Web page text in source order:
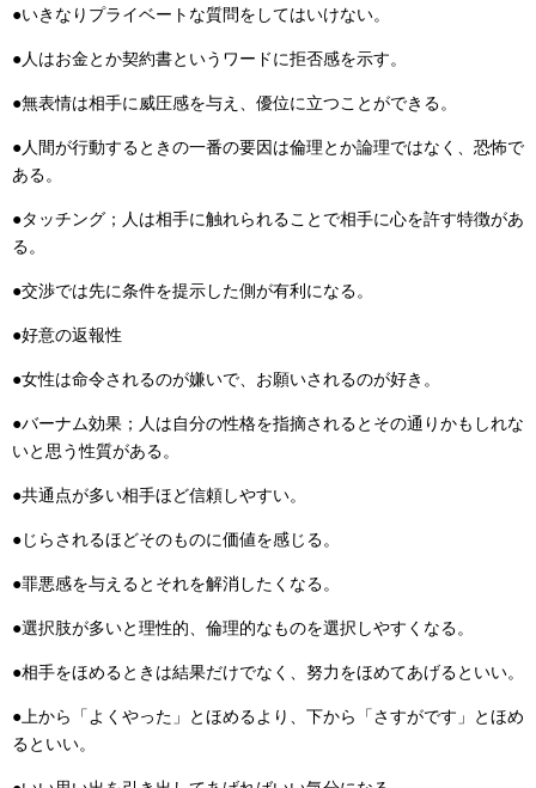
●いきなりプライベートな質問をしてはいけない。
●人はお金とか契約書というワードに拒否感を示す。
●無表情は相手に威圧感を与え、優位に立つことができる。
●人間が行動するときの一番の要因は倫理とか論理ではなく、恐怖で
ある。
●タッチング；人は相手に触れられることで相手に心を許す特徴があ
る。
●交渉では先に条件を提示した側が有利になる。
●好意の返報性
●女性は命令されるのが嫌いで、お願いされるのが好き。
●バーナム効果；人は自分の性格を指摘されるとその通りかもしれな
いと思う性質がある。
●共通点が多い相手ほど信頼しやすい。
●じらされるほどそのものに価値を感じる。
●罪悪感を与えるとそれを解消したくなる。
●選択肢が多いと理性的、倫理的なものを選択しやすくなる。
●相手をほめるときは結果だけでなく、努力をほめてあげるといい。
●上から「よくやった」とほめるより、下から「さすがです」とほめ
るといい。